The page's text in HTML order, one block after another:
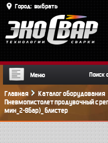
Город: выбрать
Меню
Главная Каталог оборудования
Пневмопистолет продувочный с
мин_2-8бар)_ блистер